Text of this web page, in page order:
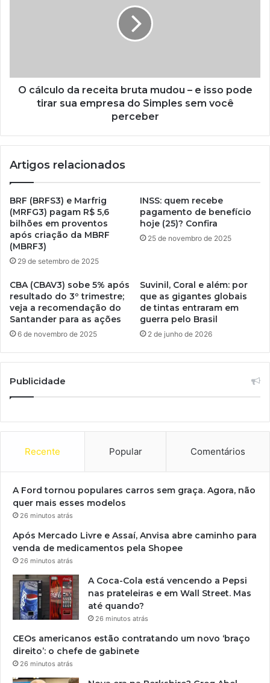
O cálculo da receita bruta mudou – e isso pode
tirar sua empresa do Simples sem você
perceber
Artigos relacionados
BRF (BRFS3) e Marfrig
(MRFG3) pagam R$ 5,6
bilhões em proventos
após criação da MBRF
(MBRF3)
29 de setembro de 2025
INSS: quem recebe
pagamento de benefício
hoje (25)? Confira
25 de novembro de 2025
CBA (CBAV3) sobe 5% após
resultado do 3º trimestre;
veja a recomendação do
Santander para as ações
6 de novembro de 2025
Suvinil, Coral e além: por
que as gigantes globais
de tintas entraram em
guerra pelo Brasil
2 de junho de 2026
Publicidade
Recente Popular Comentários
A Ford tornou populares carros sem graça. Agora, não
quer mais esses modelos
26 minutos atrás
Após Mercado Livre e Assaí, Anvisa abre caminho para
venda de medicamentos pela Shopee
26 minutos atrás
A Coca-Cola está vencendo a Pepsi
nas prateleiras e em Wall Street. Mas
até quando?
26 minutos atrás
CEOs americanos estão contratando um novo ‘braço
direito’: o chefe de gabinete
26 minutos atrás